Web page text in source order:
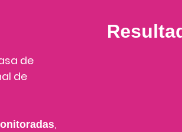
de
de
,